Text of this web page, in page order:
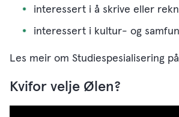
interessert i å skrive eller
interessert i kultur- og
Les meir om Studiespesialisering på
Kvifor velje Ølen?